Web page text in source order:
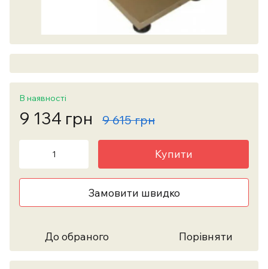
В наявності
9 134 грн 9 615 грн
Купити
Замовити швидко
До обраного Порівняти